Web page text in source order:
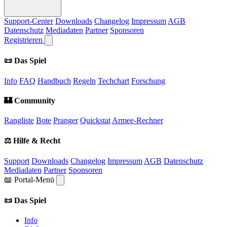
Support-Center Downloads Changelog Impressum AGB
Datenschutz Mediadaten Partner Sponsoren
Registrieren
📜 Das Spiel
Info FAQ Handbuch Regeln Techchart Forschung
🏰 Community
Rangliste Bote Pranger Quickstat Armee-Rechner
⚖️ Hilfe & Recht
Support Downloads Changelog Impressum AGB Datenschutz
Mediadaten Partner Sponsoren
📖 Portal-Menü
📜 Das Spiel
Info